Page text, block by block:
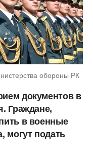
обороны РК
документов в
Граждане,
в военные
могут подать